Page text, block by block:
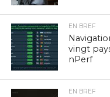
EN BREF
vingt
nPerf
EN BREF